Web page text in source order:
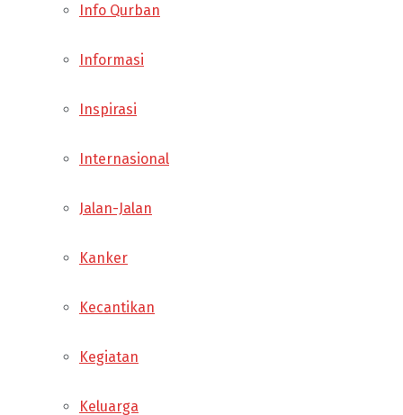
Info Qurban
Informasi
Inspirasi
Internasional
Jalan-Jalan
Kanker
Kecantikan
Kegiatan
Keluarga